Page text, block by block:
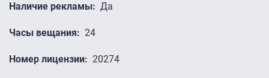
Наличие рекламы Да
Часы вещания 24
Номер лицензии 20274